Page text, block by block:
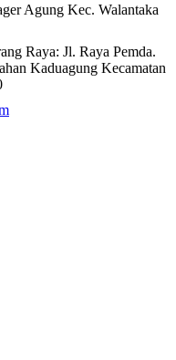
Agung Kec. Walantaka
Raya: Jl. Raya Pemda.
Kaduagung Kecamatan